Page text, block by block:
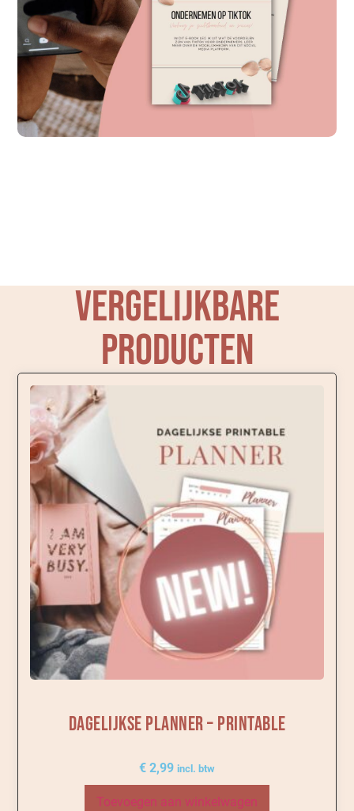
Vergelijkbare
producten
Dagelijkse Planner – Printable
€ 2,99 incl. btw
Toevoegen aan winkelwagen